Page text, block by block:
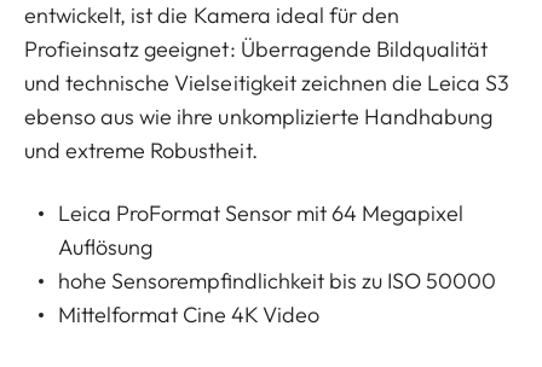
entwickelt, ist die Kamera ideal für den
Profieinsatz geeignet: Überragende Bildqualität
und technische Vielseitigkeit zeichnen die Leica S3
ebenso aus wie ihre unkomplizierte Handhabung
und extreme Robustheit.
Leica ProFormat Sensor mit 64 Megapixel
Auflösung
hohe Sensorempfindlichkeit bis zu ISO 50000
Mittelformat Cine 4K Video